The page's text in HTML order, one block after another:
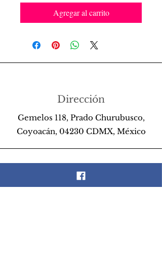
Agregar al carrito
Dirección
Gemelos 118, Prado Churubusco,
Coyoacán, 04230 CDMX, México
Teléfono